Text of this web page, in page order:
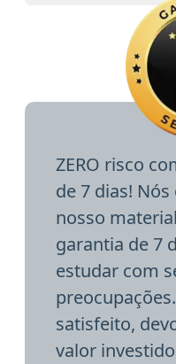
ZERO risco
de 7 dias!
nosso
garantia de 7
estudar com
satisfeito,
valor